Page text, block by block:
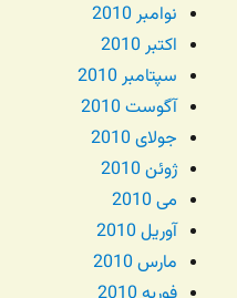
نوامبر 2010
اکتبر 2010
سپتامبر 2010
آگوست 2010
جولای 2010
ژوئن 2010
می 2010
آوریل 2010
مارس 2010